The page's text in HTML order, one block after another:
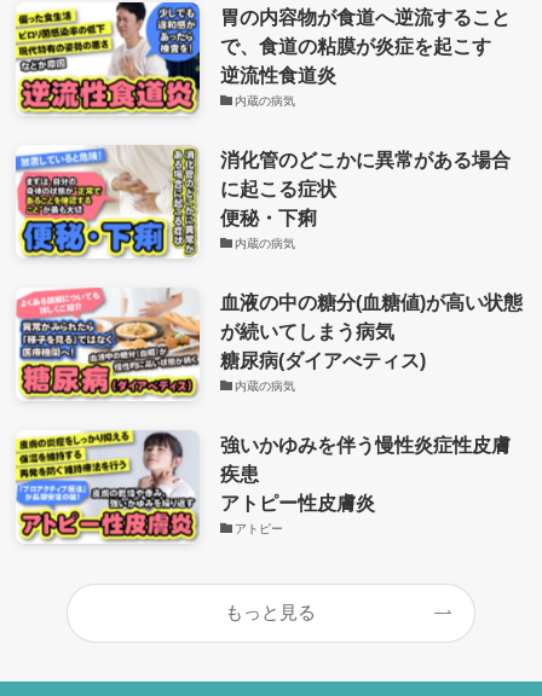
胃の内容物が食道へ逆流すること
で、食道の粘膜が炎症を起こす
逆流性食道炎
内蔵の病気
消化管のどこかに異常がある場合
に起こる症状
便秘・下痢
内蔵の病気
血液の中の糖分(血糖値)が高い状態
が続いてしまう病気
糖尿病(ダイアべティス)
内蔵の病気
強いかゆみを伴う慢性炎症性皮膚
疾患
アトピー性皮膚炎
アトピー
もっと見る